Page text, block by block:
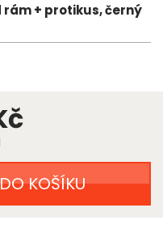
rám + protikus, černý
KOŠÍKU